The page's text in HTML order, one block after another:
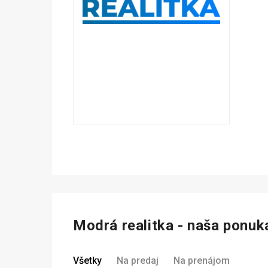
Modrá realitka - naša
Všetky Na predaj Na prenájom